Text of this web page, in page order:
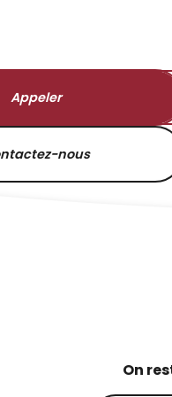
Appeler
nous
On